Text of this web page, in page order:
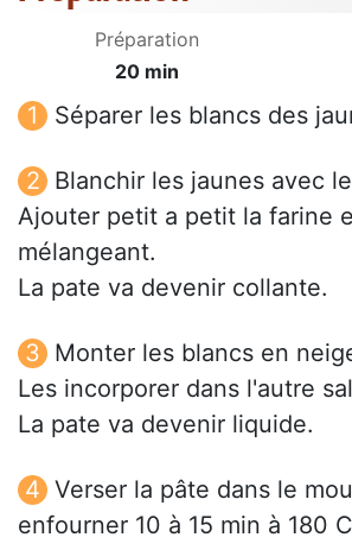
Préparation
20 min
Séparer les blancs des
Blanchir les jaunes avec
Ajouter petit a petit la farine
mélangeant.
La pate va devenir collante.
Monter les blancs en
Les incorporer dans l'autre
La pate va devenir liquide.
Verser la pâte dans le
enfourner 10 à 15 min à 180